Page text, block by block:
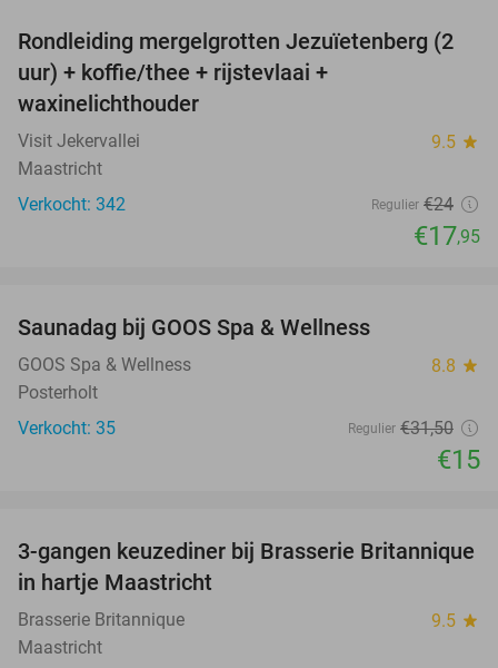
25%
Rondleiding mergelgrotten Jezuïetenberg (2
uur) + koffie/thee + rijstevlaai +
waxinelichthouder
Visit Jekervallei 9.5 star
Maastricht
Verkocht: 342
Regulier €24
€17,95
TODAY
Saunadag bij GOOS Spa & Wellness
GOOS Spa & Wellness 8.8 star
Posterholt
Verkocht: 35
Regulier €31,50
€15
43%
3-gangen keuzediner bij Brasserie Britannique
in hartje Maastricht
Brasserie Britannique 9.5 star
Maastricht